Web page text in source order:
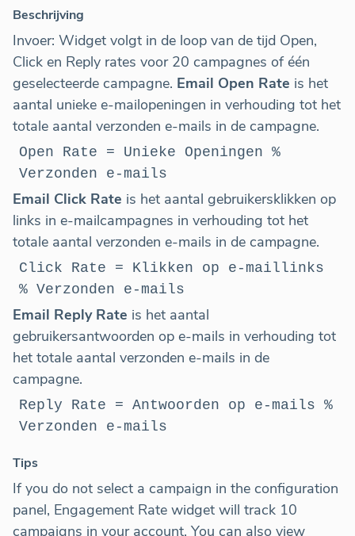
Beschrijving
Invoer: Widget volgt in de loop van de tijd Open,
Click en Reply rates voor 20 campagnes of één
geselecteerde campagne. Email Open Rate is het
aantal unieke e-mailopeningen in verhouding tot het
totale aantal verzonden e-mails in de campagne.
Open Rate = Unieke Openingen %
Verzonden e-mails
Email Click Rate is het aantal gebruikersklikken op
links in e-mailcampagnes in verhouding tot het
totale aantal verzonden e-mails in de campagne.
Click Rate = Klikken op e-maillinks
% Verzonden e-mails
Email Reply Rate is het aantal
gebruikersantwoorden op e-mails in verhouding tot
het totale aantal verzonden e-mails in de
campagne.
Reply Rate = Antwoorden op e-mails %
Verzonden e-mails
Tips
If you do not select a campaign in the configuration
panel, Engagement Rate widget will track 10
campaigns in your account. You can also view